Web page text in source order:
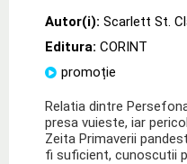
Autor(i): Scarlett St.
Editura: CORINT
promoție
Relatia dintre
presa vuieste, iar
Zeita Primaverii
fi suficient, cunoscutii